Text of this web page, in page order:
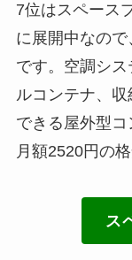
7位はスペース
に展開中なの
です。空調シ
ルコンテナ、
できる屋外型コ
月額2520円の
ス